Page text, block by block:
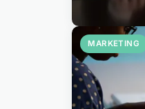
MARKETING